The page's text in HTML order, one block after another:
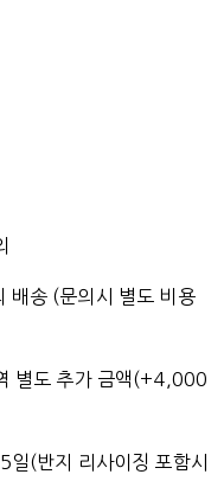
배송 (문의시 별도 비용
별도 추가 금액(+4,000
일(반지 리사이징 포함시